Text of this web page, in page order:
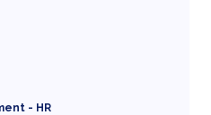
- HR